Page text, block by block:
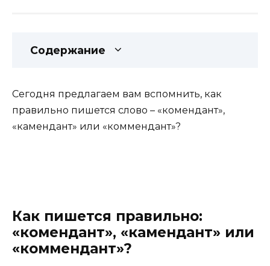
Содержание
Сегодня предлагаем вам вспомнить, как
правильно пишется слово – «комендант»,
«камендант» или «коммендант»?
Как пишется правильно:
«комендант», «камендант» или
«коммендант»?